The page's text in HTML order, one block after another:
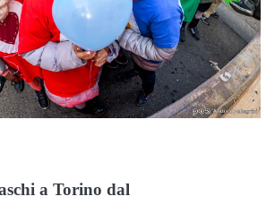
a Torino dal